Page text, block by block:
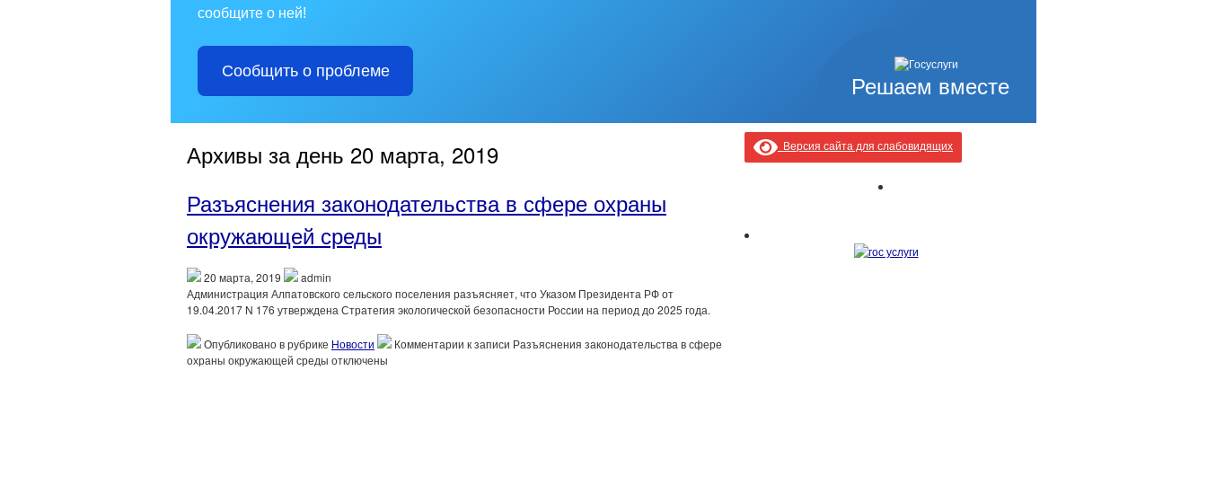
Решаем вместе
сообщите о ней!
Сообщить о проблеме
Архивы за день 20 марта, 2019
Разъяснения законодательства в сфере охраны
окружающей среды
20 марта, 2019
admin
Администрация Алпатовского сельского поселения разъясняет, что Указом Президента РФ от
19.04.2017 N 176 утверждена Стратегия экологической безопасности России на период до 2025 года.
Опубликовано в рубрике Новости Комментарии к записи Разъяснения законодательства в сфере
охраны окружающей среды отключены
Версия сайта для слабовидящих